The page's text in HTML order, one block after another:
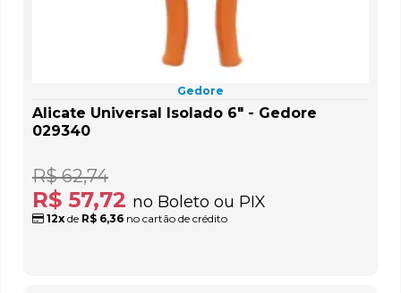
Gedore
Alicate Universal Isolado 6" - Gedore
029340
R$ 57,72 no Boleto ou PIX
R$ 62,74
12x de R$ 6,36 no cartão de crédito